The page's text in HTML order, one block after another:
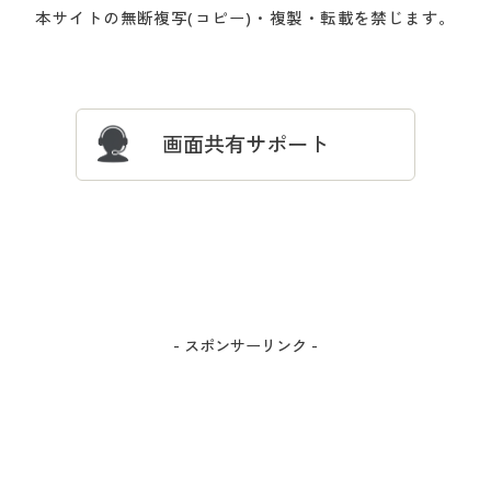
プレゼント＆キャンペーン サイトマップ
ついて
忘れの場合
本サイトの無断複写(コピー)・複製・転載を禁じます。
画面共有サポート
- スポンサーリンク -